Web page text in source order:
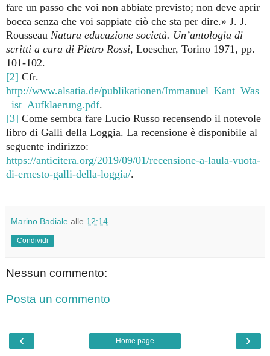
fare un passo che voi non abbiate previsto; non deve aprir
bocca senza che voi sappiate ciò che sta per dire.» J. J.
Rousseau Natura educazione società. Un’antologia di
scritti a cura di Pietro Rossi, Loescher, Torino 1971, pp.
101-102.
[2] Cfr.
http://www.alsatia.de/publikationen/Immanuel_Kant_Was
_ist_Aufklaerung.pdf.
[3] Come sembra fare Lucio Russo recensendo il notevole
libro di Galli della Loggia. La recensione è disponibile al
seguente indirizzo:
https://anticitera.org/2019/09/01/recensione-a-laula-vuota-
di-ernesto-galli-della-loggia/.
Marino Badiale alle 12:14
Condividi
Nessun commento:
Posta un commento
‹ ›
Home page